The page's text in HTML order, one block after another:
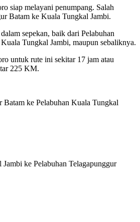
siap melayani penumpang. Salah
Batam ke Kuala Tungkal Jambi.
sepekan, baik dari Pelabuhan
Tungkal Jambi, maupun sebaliknya.
untuk rute ini sekitar 17 jam atau
225 KM.
Batam ke Pelabuhan Kuala Tungkal
ke Pelabuhan Telagapunggur